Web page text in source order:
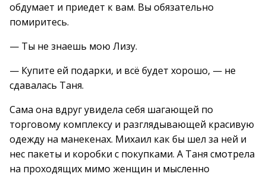
обдумает и приедет к вам. Вы обязательно
помиритесь.
— Ты не знаешь мою Лизу.
— Купите ей подарки, и всё будет хорошо, — не
сдавалась Таня.
Сама она вдруг увидела себя шагающей по
торговому комплексу и разглядывающей красивую
одежду на манекенах. Михаил как бы шел за ней и
нес пакеты и коробки с покупками. А Таня смотрела
на проходящих мимо женщин и мысленно